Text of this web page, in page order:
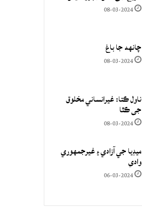
08-03-2024
چانهه جا باغ
08-03-2024
ناول ڪتا: غيرانساني مخلوق
جي ڪٿا
08-03-2024
ميڊيا جي آزادي ۽ غيرجمھوري
وادي
06-03-2024